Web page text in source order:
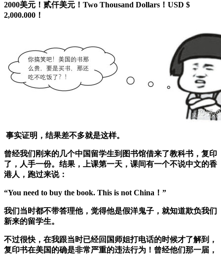
2000美元！贰仟美元！Two Thousand Dollars！USD $
2,000.000！
事实证明，结果差不多就是这样。
曾经我们刚来的几个中国留学生到图书馆借来了教科书，复印
了，人手一份。结果，上课第一天，课间有一个不说中文的香
港人，跑过来说：
“You need to buy the book. This is not China！”
我们当时都不带答理他，觉得他是假洋鬼子，就知道欺负我们
新来的留学生。
不过很快，在我跟当时已经回国师姐打电话的时候才了解到，
复印书在美国的确是非常严重的违法行为！ 曾经他们那一届，